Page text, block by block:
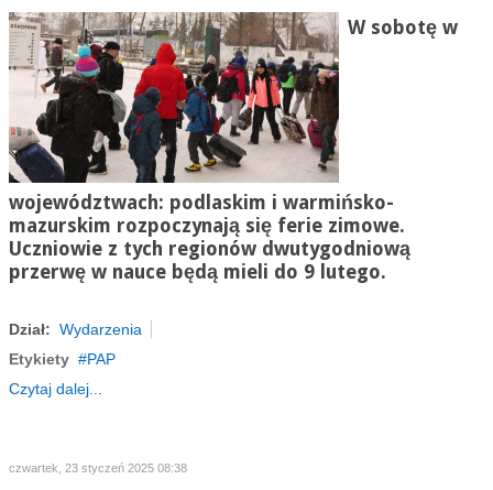
W sobotę w
województwach: podlaskim i warmińsko-
mazurskim rozpoczynają się ferie zimowe.
Uczniowie z tych regionów dwutygodniową
przerwę w nauce będą mieli do 9 lutego.
Dział: Wydarzenia
Etykiety
PAP
Czytaj dalej...
czwartek, 23 styczeń 2025 08:38